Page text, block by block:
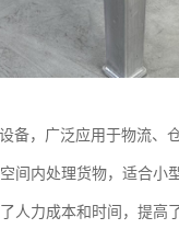
，广泛应用于物流、
内处理货物，适合小
力成本和时间，提高